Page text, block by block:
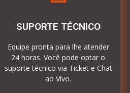
SUPORTE TÉCNICO
Equipe pronta para lhe atender
24 horas. Você pode optar o
suporte técnico via Ticket e Chat
ao Vivo.